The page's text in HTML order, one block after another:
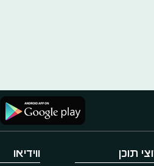
תוכן ווידיאו